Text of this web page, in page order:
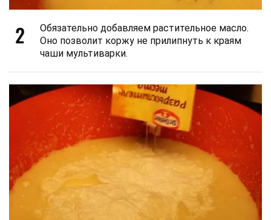
2
Обязательно добавляем растительное масло.
Оно позволит коржу не прилипнуть к краям
чаши мультиварки.